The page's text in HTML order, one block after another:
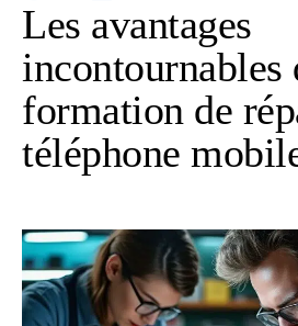
Les avantages
incontournables
formation de
téléphone